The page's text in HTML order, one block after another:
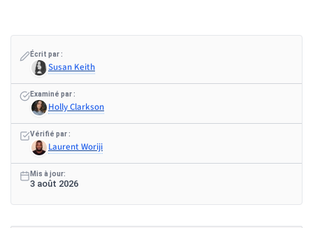
Écrit par :
Susan Keith
Examiné par :
Holly Clarkson
Vérifié par :
Laurent Woriji
Mis à jour:
3 août 2026